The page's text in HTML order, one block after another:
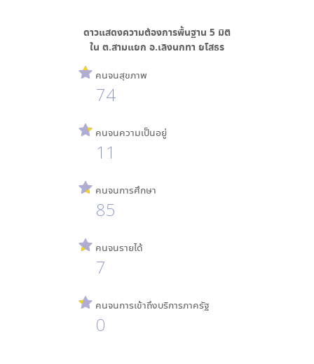
ดาวแสดงความต้องการพื้นฐาน 5 มิติ
ใน ต.สามแยก อ.เลิงนกทา ยโสธร
คนจนสุขภาพ
74
คนจนความเป็นอยู่
11
คนจนการศึกษา
85
คนจนรายได้
7
คนจนการเข้าถึงบริการภาครัฐ
0